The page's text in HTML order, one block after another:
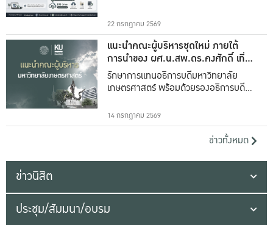
22 กรกฎาคม 2569
แนะนำคณะผู้บริหารชุดใหม่ ภายใต้
การนำของ ผศ.น.สพ.ดร.คงศักดิ์ เที่ยง
ธรรม
รักษาการแทนอธิการบดีมหาวิทยาลัย
เกษตรศาสตร์ พร้อมด้วยรองอธิการบดีทั้ง
14 กรกฎาคม 2569
ข่าวทั้งหมด
ข่าวนิสิต
ประชุม/สัมมนา/อบรม